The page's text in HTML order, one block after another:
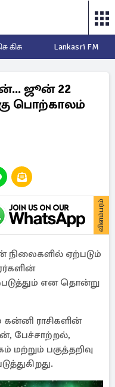
கிசு Lankasri FM
ஜூன் 22
பொற்காலம்
விளம்பரம்
நிலைகளில் ஏற்படும்
என தொன்று
ராசிகளின்
பேச்சாற்றல்,
பகுத்தறிவு